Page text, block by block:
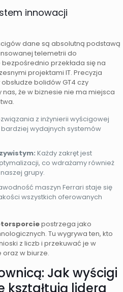
innowacji
dane są absolutną podstawą
telemetrii do
przekłada się na
projektami IT. Precyzja
bolidów GT4 czy
że w biznesie nie ma miejsca
z inżynierii wyścigowej
wydajnych systemów
Każdy zakręt jest
co wdrażamy również
grupy.
maszyn Ferrari staje się
wszystkich oferowanych
postrzega jako
Tu wygrywa ten, kto
z liczb i przekuwać je w
oraz w biurze.
Jak wyścigi
kształtują lidera